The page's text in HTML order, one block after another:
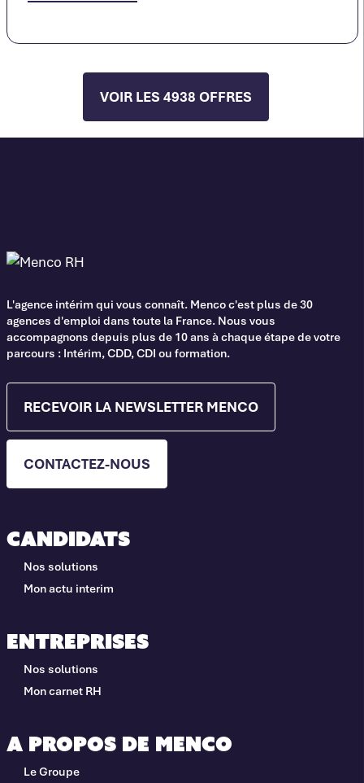
VOIR LES 4938 OFFRES
L'agence intérim qui vous connaît. Menco c'est plus de 30
agences d'emploi dans toute la France. Nous vous
accompagnons depuis plus de 10 ans à chaque étape de votre
parcours : Intérim, CDD, CDI ou formation.
RECEVOIR LA NEWSLETTER MENCO
CONTACTEZ-NOUS
Candidats
Nos solutions
Mon actu interim
Entreprises
Nos solutions
Mon carnet RH
A propos de Menco
Le Groupe